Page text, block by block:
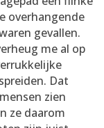
overhangende
gevallen.
me al op
Dat
zien
ze daarom